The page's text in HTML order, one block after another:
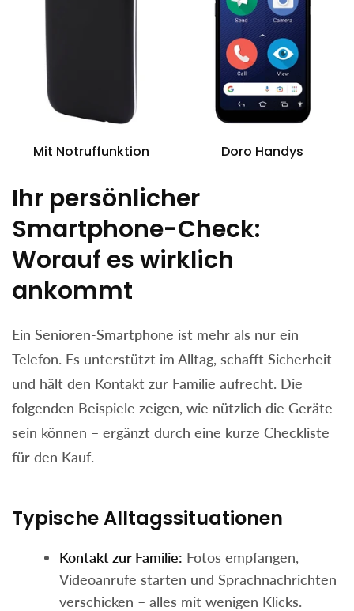
Mit Notruffunktion Doro Handys
Ihr persönlicher
Smartphone-Check:
Worauf es wirklich
ankommt
Ein Senioren-Smartphone ist mehr als nur ein
Telefon. Es unterstützt im Alltag, schafft Sicherheit
und hält den Kontakt zur Familie aufrecht. Die
folgenden Beispiele zeigen, wie nützlich die Geräte
sein können – ergänzt durch eine kurze Checkliste
für den Kauf.
Typische Alltagssituationen
Kontakt zur Familie: Fotos empfangen,
Videoanrufe starten und Sprachnachrichten
verschicken – alles mit wenigen Klicks.